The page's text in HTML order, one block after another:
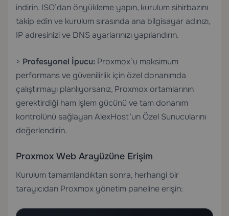
indirin. ISO’dan önyükleme yapın, kurulum sihirbazını
takip edin ve kurulum sırasında ana bilgisayar adınızı,
IP adresinizi ve DNS ayarlarınızı yapılandırın.
> Profesyonel İpucu: Proxmox’u maksimum
performans ve güvenilirlik için özel donanımda
çalıştırmayı planlıyorsanız, Proxmox ortamlarının
gerektirdiği ham işlem gücünü ve tam donanım
kontrolünü sağlayanAlexHost’un Özel Sunucularını
değerlendirin.
Proxmox Web Arayüzüne Erişim
Kurulum tamamlandıktan sonra, herhangi bir
tarayıcıdan Proxmox yönetim paneline erişin: